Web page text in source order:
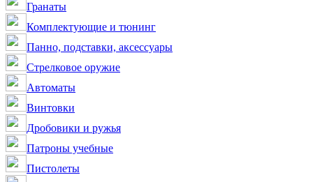
Гранаты
Комплектующие и тюнинг
Панно, подставки, аксессуары
Стрелковое оружие
Автоматы
Винтовки
Дробовики и ружья
Патроны учебные
Пистолеты